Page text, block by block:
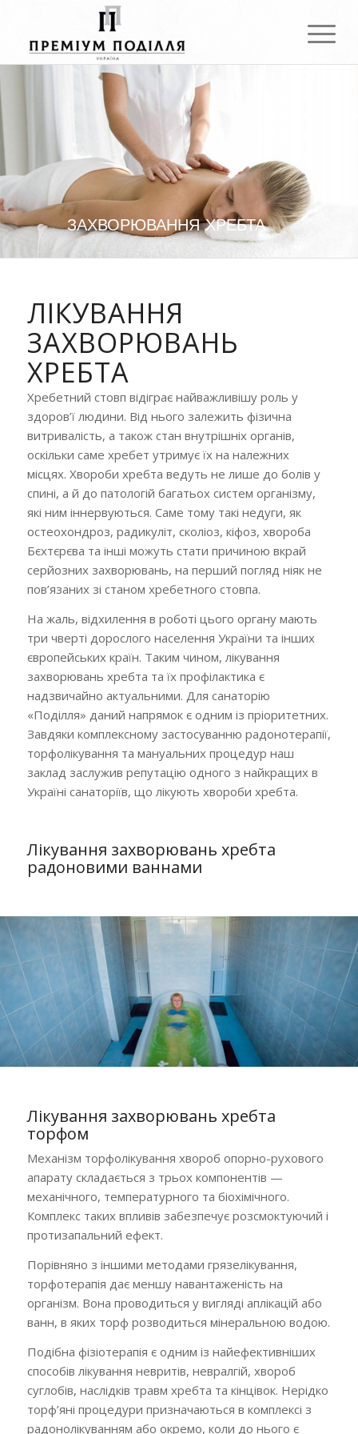
ЗАХВОРЮВАННЯ ХРЕБТА
ЛІКУВАННЯ
ЗАХВОРЮВАНЬ
ХРЕБТА
Хребетний стовп відіграє найважливішу роль у
здоров’ї людини. Від нього залежить фізична
витривалість, а також стан внутрішніх органів,
оскільки саме хребет утримує їх на належних
місцях. Хвороби хребта ведуть не лише до болів у
спині, а й до патологій багатьох систем організму,
які ним іннервуються. Саме тому такі недуги, як
остеохондроз, радикуліт, сколіоз, кіфоз, хвороба
Бєхтєрєва та інші можуть стати причиною вкрай
серйозних захворювань, на перший погляд ніяк не
пов’язаних зі станом хребетного стовпа.
На жаль, відхилення в роботі цього органу мають
три чверті дорослого населення України та інших
європейських країн. Таким чином, лікування
захворювань хребта та їх профілактика є
надзвичайно актуальними. Для санаторію
«Поділля» даний напрямок є одним із пріоритетних.
Завдяки комплексному застосуванню радонотерапії,
торфолікування та мануальних процедур наш
заклад заслужив репутацію одного з найкращих в
Україні санаторіїв, що лікують хвороби хребта.
Лікування захворювань хребта
радоновими ваннами
Лікування захворювань хребта
торфом
Механізм торфолікування хвороб опорно-рухового
апарату складається з трьох компонентів —
механічного, температурного та біохімічного.
Комплекс таких впливів забезпечує розсмоктуючий і
протизапальний ефект.
Порівняно з іншими методами грязелікування,
торфотерапія дає меншу навантаженість на
організм. Вона проводиться у вигляді аплікацій або
ванн, в яких торф розводиться мінеральною водою.
Подібна фізіотерапія є одним із найефективніших
способів лікування невритів, невралгій, хвороб
суглобів, наслідків травм хребта та кінцівок. Нерідко
торф’яні процедури призначаються в комплексі з
радонолікуванням або окремо, коли до нього є